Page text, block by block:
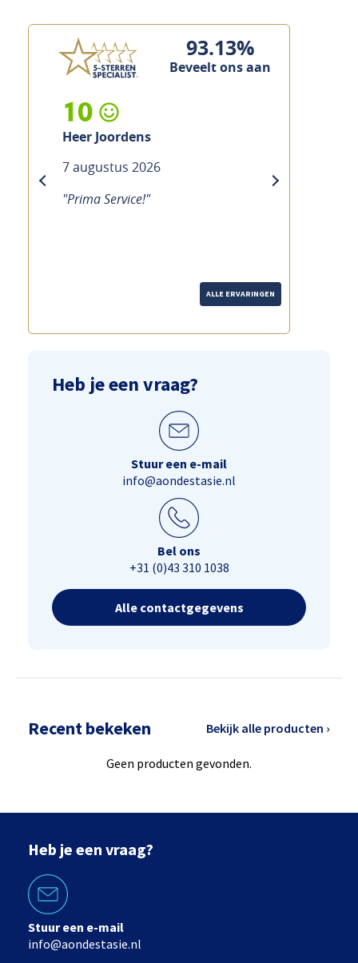
93.13%
Beveelt ons aan
10
Heer Joordens
7 augustus 2026
"Prima Service!"
next
ALLE ERVARINGEN
Heb je een vraag?
Stuur een e-mail
info@aondestasie.nl
Bel ons
+31 (0)43 310 1038
Alle contactgegevens
Recent bekeken Bekijk alle producten ›
Geen producten gevonden.
Heb je een vraag?
Stuur een e-mail
info@aondestasie.nl